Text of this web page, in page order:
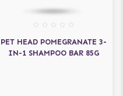
PET HEAD POMEGRANATE 3-
IN-1 SHAMPOO BAR 85G